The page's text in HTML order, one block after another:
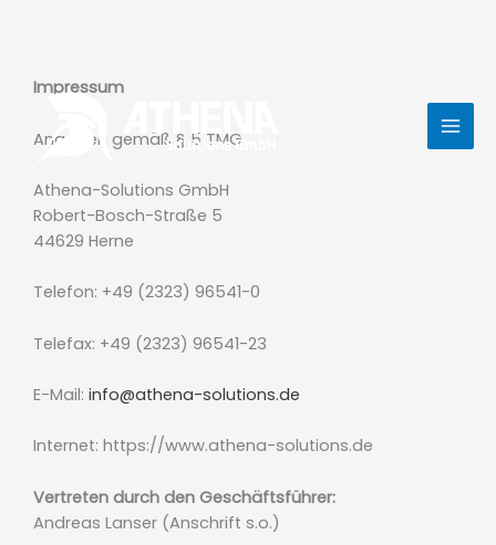
Zum
Impressum
Angaben gemäß § 5 TMG
Athena-Solutions GmbH
Robert-Bosch-Straße 5
44629 Herne
Telefon: +49 (2323) 96541-0
Telefax: +49 (2323) 96541-23
E-Mail: info@athena-solutions.de
Internet: https://www.athena-solutions.de
Vertreten durch den Geschäftsführer:
Andreas Lanser (Anschrift s.o.)